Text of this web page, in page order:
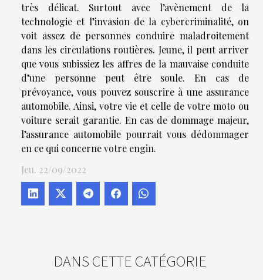
DANS CETTE CATÉGORIE
très délicat. Surtout avec l’avènement de la
technologie et l’invasion de la cybercriminalité, on
voit assez de personnes conduire maladroitement
dans les circulations routières. Jeune, il peut arriver
que vous subissiez les affres de la mauvaise conduite
d’une personne peut être soule. En cas de
prévoyance, vous pouvez souscrire à une assurance
automobile. Ainsi, votre vie et celle de votre moto ou
voiture serait garantie. En cas de dommage majeur,
l’assurance automobile pourrait vous dédommager
en ce qui concerne votre engin.
Jeu. 22/09/2022